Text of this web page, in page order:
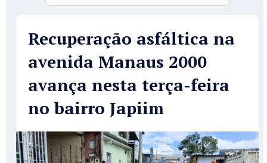
Recuperação asfáltica na
avenida Manaus 2000
avança nesta terça-feira
no bairro Japiim